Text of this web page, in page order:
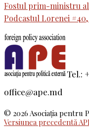
Fostul prim-ministru al
Podcastul Lorenei
Tel.:
office@ape.md
© 2026 Asociaţia pentru
Versiunea precedentă